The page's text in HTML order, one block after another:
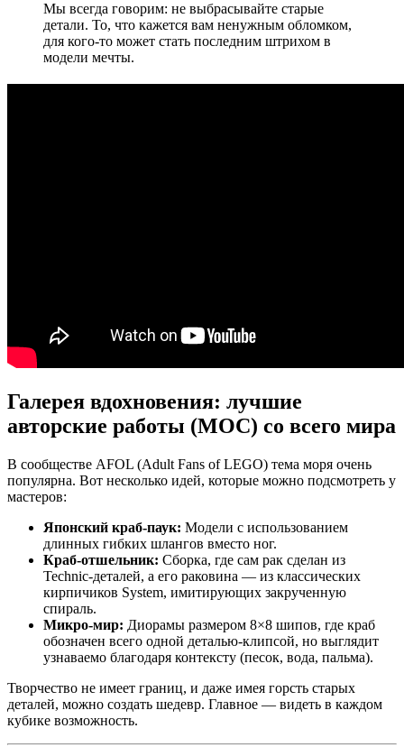
Мы всегда говорим: не выбрасывайте старые
детали. То, что кажется вам ненужным обломком,
для кого-то может стать последним штрихом в
модели мечты.
Галерея вдохновения: лучшие
авторские работы (MOC) со всего мира
В сообществе AFOL (Adult Fans of LEGO) тема моря очень
популярна. Вот несколько идей, которые можно подсмотреть у
мастеров:
Японский краб-паук: Модели с использованием
длинных гибких шлангов вместо ног.
Краб-отшельник: Сборка, где сам рак сделан из
Technic-деталей, а его раковина — из классических
кирпичиков System, имитирующих закрученную
спираль.
Микро-мир: Диорамы размером 8×8 шипов, где краб
обозначен всего одной деталью-клипсой, но выглядит
узнаваемо благодаря контексту (песок, вода, пальма).
Творчество не имеет границ, и даже имея горсть старых
деталей, можно создать шедевр. Главное — видеть в каждом
кубике возможность.